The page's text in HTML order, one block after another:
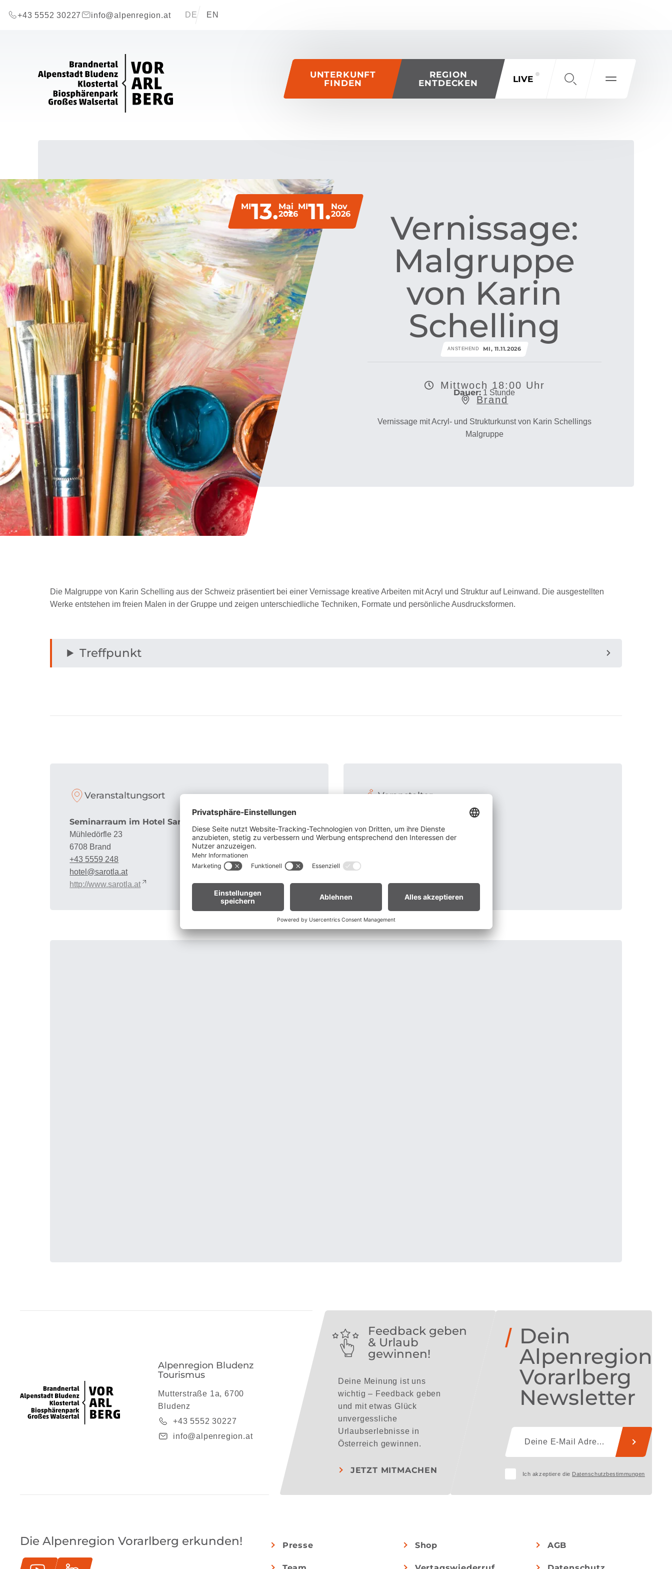
+43 5552 30227
info@alpenregion.at DE EN
UNTERKUNFT
FINDEN
REGION
ENTDECKEN
LIVE
MI13.Mai
2026
MI11.Nov
2026
Vernissage:
Malgruppe
von Karin
Schelling
ANSTEHEND MI, 11.11.2026
Mittwoch 18:00 Uhr
Dauer: 1 Stunde
Brand
Vernissage mit Acryl- und Strukturkunst von Karin Schellings
Malgruppe
Die Malgruppe von Karin Schelling aus der Schweiz präsentiert bei einer Vernissage kreative Arbeiten mit Acryl und Struktur auf Leinwand. Die ausgestellten
Werke entstehen im freien Malen in der Gruppe und zeigen unterschiedliche Techniken, Formate und persönliche Ausdrucksformen.
Treffpunkt
Veranstaltungsort
Seminarraum im Hotel Sarotla
Mühledörfle 23
6708 Brand
+43 5559 248
hotel@sarotla.at
http://www.sarotla.at
Veranstalter
Mühledörfle 23
http://www.sarotla.at
Die Alpenregion Vorarlberg erkunden!
Feedback geben
& Urlaub
gewinnen!
Deine Meinung ist uns
wichtig – Feedback geben
und mit etwas Glück
unvergessliche
Urlaubserlebnisse in
Österreich gewinnen.
JETZT MITMACHEN
Dein
Alpenregion
Vorarlberg
Newsletter
Ich akzeptiere die Datenschutzbestimmungen
Alpenregion Bludenz
Tourismus
Mutterstraße 1a, 6700
Bludenz
+43 5552 30227
info@alpenregion.at
Presse Shop AGB